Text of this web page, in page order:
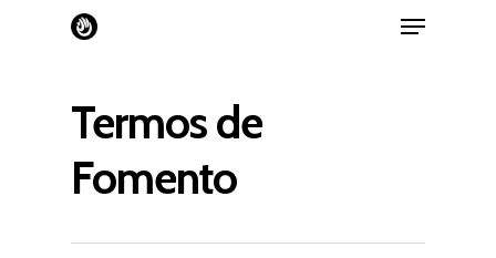
Termos de
Fomento